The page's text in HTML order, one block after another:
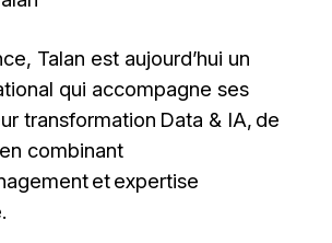
Talan est aujourd’hui un
qui accompagne ses
transformation Data & IA, de
combinant
et expertise